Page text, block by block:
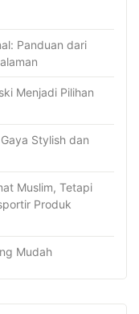
Panduan dari
Menjadi Pilihan
Stylish dan
Muslim, Tetapi
Produk
Mudah